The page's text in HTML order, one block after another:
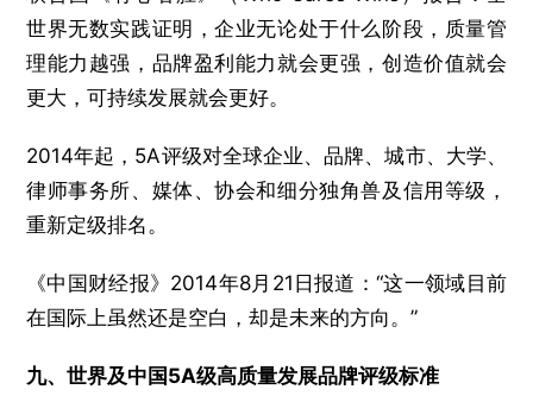
世界无数实践证明，企业无论处于什么阶段，质量管
理能力越强，品牌盈利能力就会更强，创造价值就会
更大，可持续发展就会更好。
2014年起，5A评级对全球企业、品牌、城市、大学、
律师事务所、媒体、协会和细分独角兽及信用等级，
重新定级排名。
《中国财经报》2014年8月21日报道：“这一领域目前
在国际上虽然还是空白，却是未来的方向。”
九、世界及中国5A级高质量发展品牌评级标准